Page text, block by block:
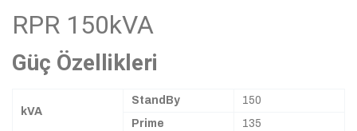
RPR 150kVA
Güç Özellikleri
kVA
StandBy
150
Prime
135